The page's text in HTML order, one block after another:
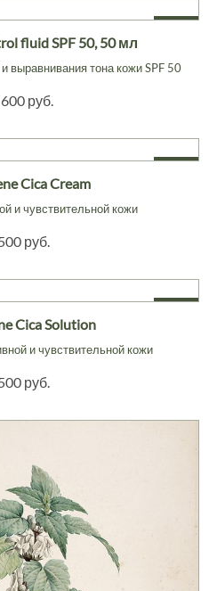
fluid SPF 50, 50 мл
выравнивания тона кожи SPF 50
руб.
Cica Cream
и чувствительной кожи
руб.
Cica Solution
и чувствительной кожи
руб.